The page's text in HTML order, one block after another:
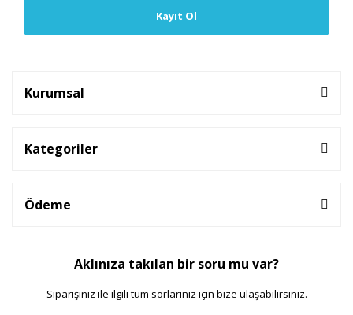
Kayıt Ol
Kurumsal
Kategoriler
Ödeme
Aklınıza takılan bir soru mu var?
Siparişiniz ile ilgili tüm sorlarınız için bize ulaşabilirsiniz.